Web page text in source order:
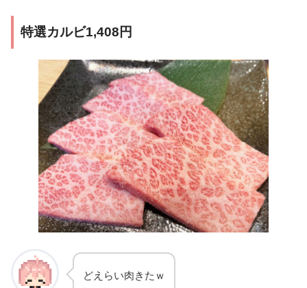
特選カルビ1,408円
どえらい肉きたｗ